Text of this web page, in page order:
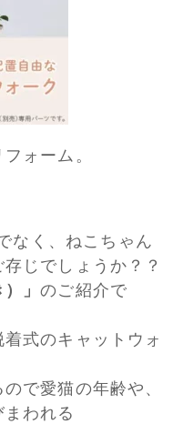
ォーム。
なく、ねこちゃん
じでしょうか？？
）」のご紹介で
式のキャットウォ
で愛猫の年齢や、
われる